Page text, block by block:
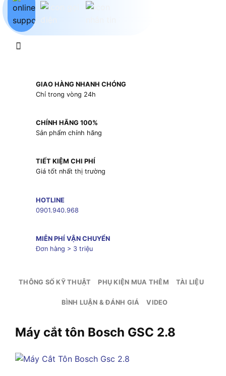
GIAO HÀNG NHANH CHÓNG
Chỉ trong vòng 24h
CHÍNH HÃNG 100%
Sản phẩm chính hãng
TIẾT KIỆM CHI PHÍ
Giá tốt nhất thị trường
HOTLINE
0901.940.968
MIỄN PHÍ VẬN CHUYỂN
Đơn hàng > 3 triệu
THÔNG SỐ KỸ THUẬT PHỤ KIỆN MUA THÊM TÀI LIỆU
BÌNH LUẬN & ĐÁNH GIÁ VIDEO
Máy cắt tôn Bosch GSC 2.8